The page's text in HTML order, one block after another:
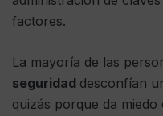
factores.
La mayoría de las
seguridad desconfían
quizás porque da